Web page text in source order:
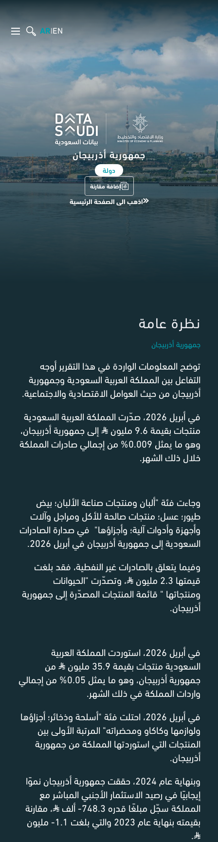
EN
|
AR
جمهورية أذربيجان
دولة
إضافة مقارنة
اذهب الى الصفحة الرئيسية
نظرة عامة
جمهورية أذربيجان
توضح المعلومات الواردة في هذا التقرير أوجه
التفاعل بين المملكة العربية السعودية وجمهورية
أذربيجان من حيث العوامل الاقتصادية والاجتماعية.
في أبريل 2026، صدّرت المملكة العربية السعودية
منتجات بقيمة 9.6 مليون
⃁ إلى جمهورية أذربيجان،
وهو ما يمثل 0.009% من إجمالي صادرات المملكة
خلال ذلك الشهر.
وجاءت فئة "ألبان ومنتجات صناعة الألبان؛ بيض
طيور؛ عسل؛ منتجات صالحة للأكل ومراجل وآلات
وأجهزة وأدوات آلية؛ وأجزاؤها" في صدارة الصادرات
السعودية إلى جمهورية أذربيجان في أبريل 2026.
وفيما يتعلق بالصادرات غير النفطية، فقد بلغت
قيمتها 2.3 مليون
⃁، وتصدّرت "الحيوانات
ومنتجاتها " قائمة المنتجات المصدّرة إلى جمهورية
أذربيجان.
في أبريل 2026، استوردت المملكة العربية
السعودية منتجات بقيمة 35.9 مليون
⃁ من
جمهورية أذربيجان، وهو ما يمثل 0.05% من إجمالي
واردات المملكة في ذلك الشهر.
في أبريل 2026، احتلت فئة "أسلحة وذخائر؛ أجزاؤها
ولوازمها وكاكاو ومحضراته" المرتبة الأولى بين
المنتجات التي استوردتها المملكة من جمهورية
أذربيجان.
وبنهاية عام 2024، حققت جمهورية أذربيجان نموًا
إيجابيًا في رصيد الاستثمار الأجنبي المباشر مع
المملكة سجّل مبلغًا قدره 748.3- ألف
⃁، مقارنة
بقيمته بنهاية عام 2023 والتي بلغت 1.1- مليون
⃁
.